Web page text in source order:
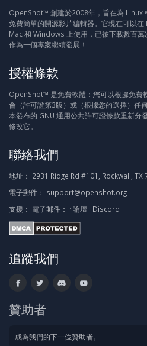
OpenShot™ 創建於2008年，旨在為 Linux
免費簡單的開源影片編輯器。它現在可以在
Mac 和 Windows 上使用，已被下載數百萬
作為一個專案繼續發展！
授權條款
OpenShot™ 是免費軟體：您可以根據免費
會（許可證第3版）或（根據您的選擇）任
本發布的 GNU 通用公共許可證條款重新分
修改它。
聯絡我們
地址： 2931 Ridge Rd #101, Rockwall,
電子郵件： support@openshot.org
支援： 電子郵件： · 論壇 · Discord
追蹤我們
贊助者
成為我們的下一位贊助者。